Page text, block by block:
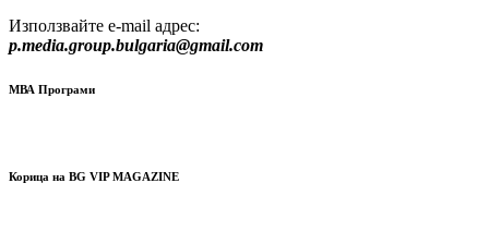
Използвайте e-mail адрес:
p.media.group.bulgaria@gmail.com
МВА Програми
Корица на BG VIP MAGAZINE